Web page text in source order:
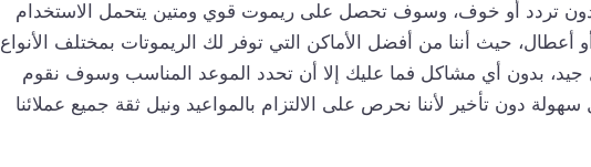
دون تردد أو خوف، وسوف تحصل على ريموت قوي ومتين يتحمل الاستخدام
حيث أننا من أفضل الأماكن التي توفر لك الريموتات بمختلف الأنواع
بدون أي مشاكل فما عليك إلا أن تحدد الموعد المناسب وسوف نقوم
دون تأخير لأننا نحرص على الالتزام بالمواعيد ونيل ثقة جميع عملائنا